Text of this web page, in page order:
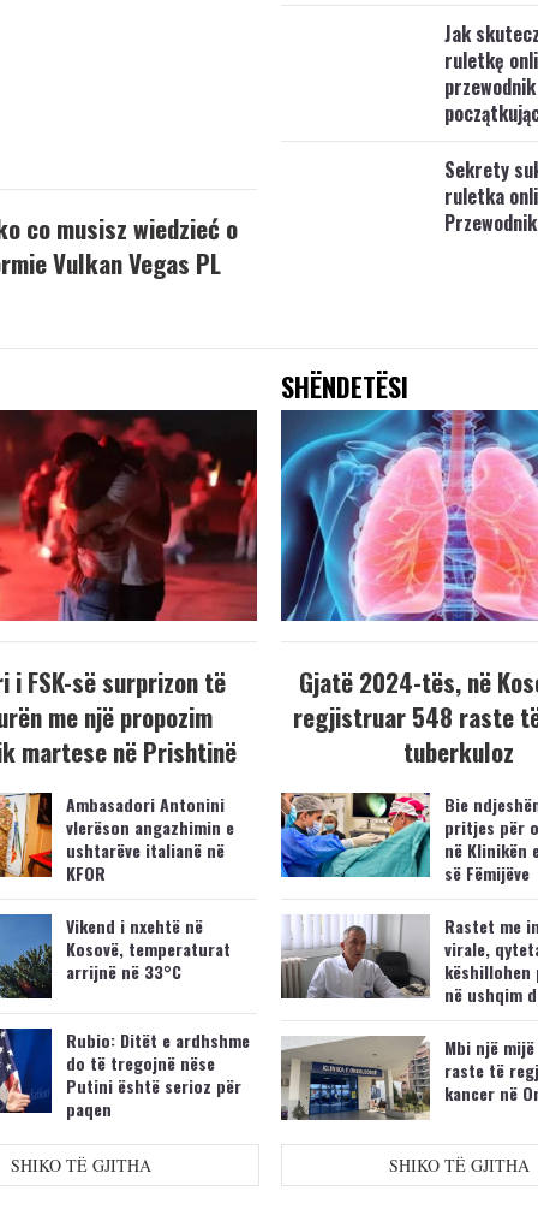
co musisz wiedzieć o
Vulkan Vegas PL
Jak
ruletkę
Sekrety
ruletka
i FSK-së surprizon të
me një propozim
martese në Prishtinë
Ambasadori Antonini
vlerëson angazhimin e
ushtarëve italianë në
KFOR
Vikend i nxehtë në
Kosovë, temperaturat
arrijnë në 33°C
Rubio: Ditët e ardhshme
do të tregojnë nëse
Putini është serioz për
paqen
SHIKO TË GJITHA
SHËNDETËSI
Gjatë 2024-tës, në
regjistruar 548 raste
tuberkuloz
Bie
pritjes për
në Klinikën
së Fëmijëve
Rastet me
virale,
këshillohen
në ushqim
Mbi një
raste të
kancer në
SHIKO TË GJITHA